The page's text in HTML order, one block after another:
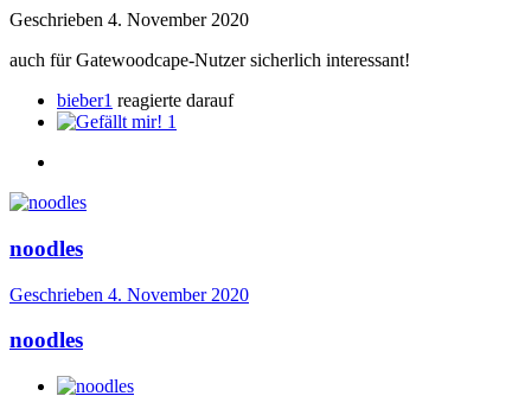
Geschrieben 4. November 2020
auch für Gatewoodcape-Nutzer sicherlich interessant!
bieber1 reagierte darauf
1
noodles
Geschrieben 4. November 2020
noodles